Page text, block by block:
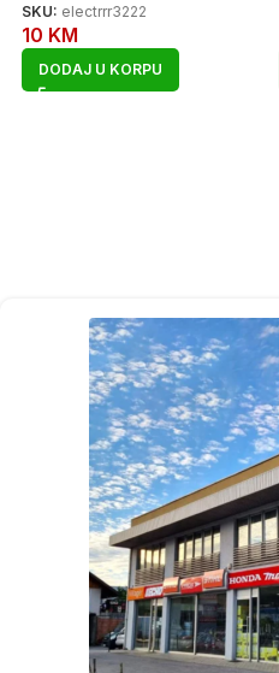
SKU: electrrr3222
10 KM
DODAJ U KORPU